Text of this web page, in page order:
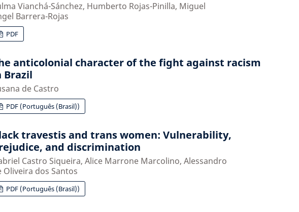
Vianchá-Sánchez, Humberto Rojas-Pinilla, Miguel
Barrera-Rojas
PDF
anticolonial character of the fight against racism
Brazil
de Castro
PDF (Português (Brasil))
travestis and trans women: Vulnerability,
and discrimination
Castro Siqueira, Alice Marrone Marcolino, Alessandro
Oliveira dos Santos
PDF (Português (Brasil))